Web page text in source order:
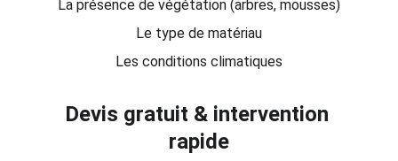
La présence de végétation (arbres, mousses)
Le type de matériau
Les conditions climatiques
Devis gratuit & intervention
rapide